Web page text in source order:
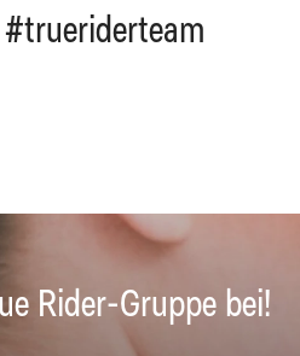
Rider-Gruppe bei!